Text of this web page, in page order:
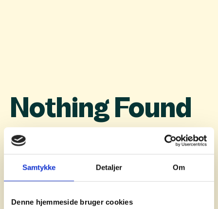
Samtykke Detaljer Om
Denne hjemmeside bruger cookies
Nothing Found